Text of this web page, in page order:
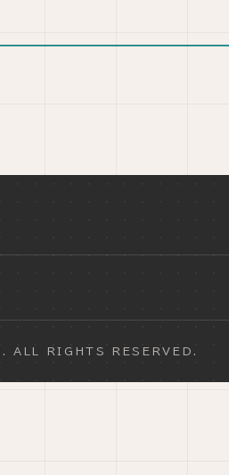
. ALL RIGHTS RESERVED.